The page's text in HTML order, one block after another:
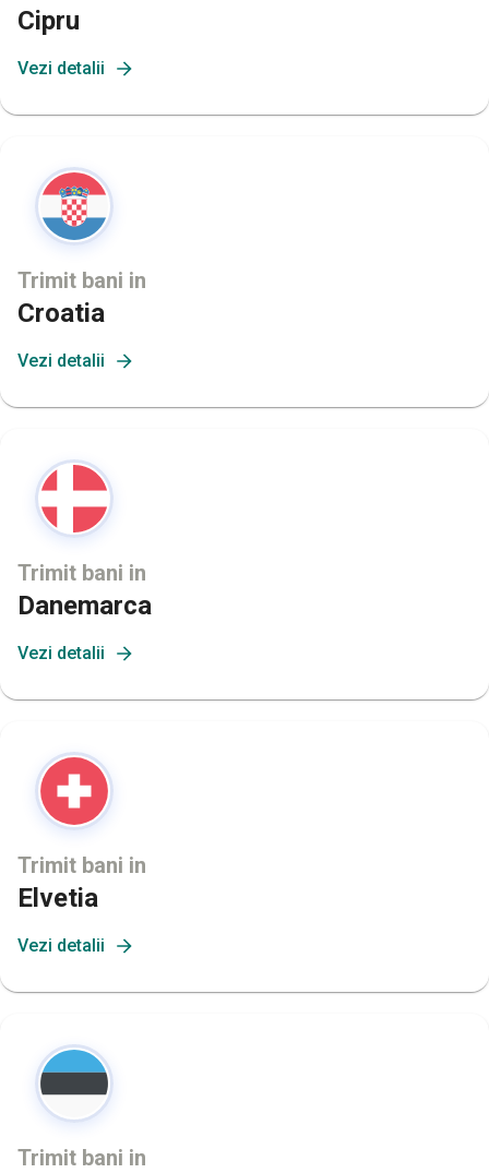
Cipru
Vezi detalii
Trimit bani in
Croatia
Vezi detalii
Trimit bani in
Danemarca
Vezi detalii
Trimit bani in
Elvetia
Vezi detalii
Trimit bani in